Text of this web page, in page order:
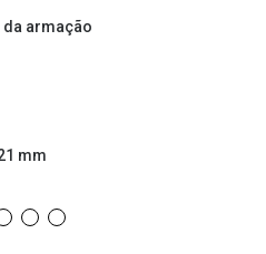
da armação
mm